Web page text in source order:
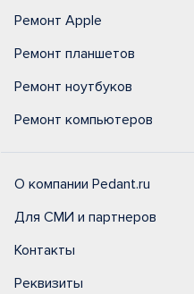
Ремонт Apple
Ремонт планшетов
Ремонт ноутбуков
Ремонт компьютеров
О компании Pedant.ru
Для СМИ и партнеров
Контакты
Реквизиты